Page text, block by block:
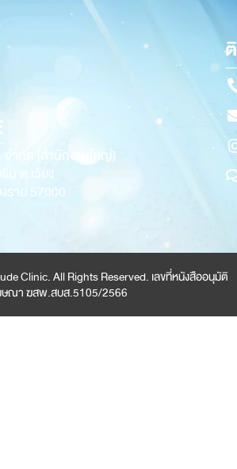
ำกัด (สำนักงานใหญ่)
น ต.เวียง
งราย 57000
Clinic. All Rights Reserved. เลขที่หนังสืออนุมัติ
ษณา ฆสพ.สบส.5105/2566